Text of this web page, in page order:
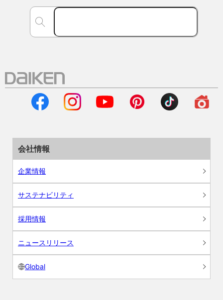
会社情報
企業情報
サステナビリティ
採用情報
ニュースリリース
Global